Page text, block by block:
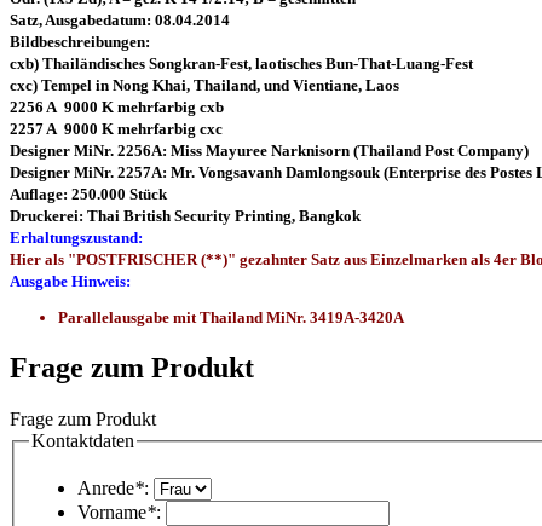
Satz, Ausgabedatum: 08.04.2014
Bildbeschreibungen:
cxb) Thailändisches Songkran-Fest, laotisches Bun-That-Luang-Fest
cxc) Tempel in Nong Khai, Thailand, und Vientiane, Laos
2256 A 9000 K mehrfarbig cxb
2257 A 9000 K mehrfarbig cxc
Designer MiNr. 2256A: Miss Mayuree Narknisorn (Thailand Post Company)
Designer MiNr. 2257A: Mr. Vongsavanh Damlongsouk (Enterprise des Postes
Auflage: 250.000 Stück
Druckerei: Thai British Security Printing, Bangkok
Erhaltungszustand:
Hier als "POSTFRISCHER (**)" gezahnter Satz aus Einzelmarken als 4er
Ausgabe Hinweis:
Parallelausgabe mit Thailand MiNr. 3419A-3420A
Frage zum Produkt
Frage zum Produkt
Kontaktdaten
Anrede*:
Vorname*: